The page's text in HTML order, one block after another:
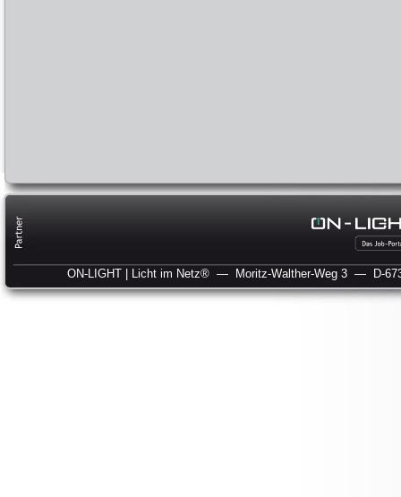
ON-LIGHT | Licht im Netz® — Moritz-Walther-Weg 3 — D-